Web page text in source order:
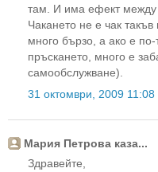
там. И има ефект между
Чакането не е чак
много бързо, а ако е
пръскането, много е
самообслужване).
31 октомври, 2009 11:08
Мария Петрова каза...
Здравейте,